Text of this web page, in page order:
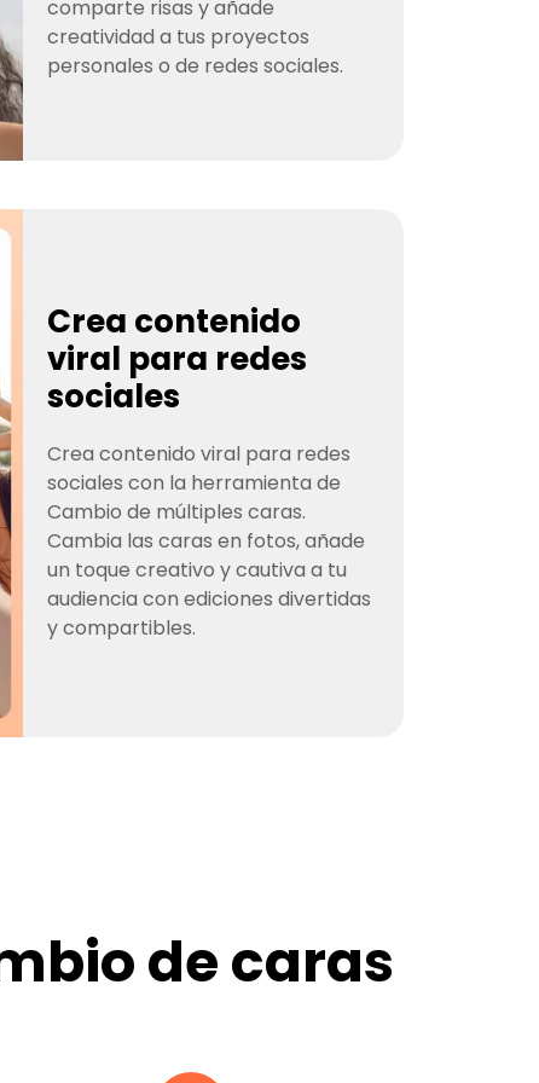
comparte risas y añade
creatividad a tus proyectos
personales o de redes sociales.
Crea contenido
viral para redes
sociales
Crea contenido viral para redes
sociales con la herramienta de
Cambio de múltiples caras.
Cambia las caras en fotos, añade
un toque creativo y cautiva a tu
audiencia con ediciones divertidas
y compartibles.
de caras